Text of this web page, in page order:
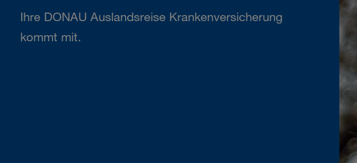
Ihre DONAU Auslandsreise Krankenversicherung
kommt mit.